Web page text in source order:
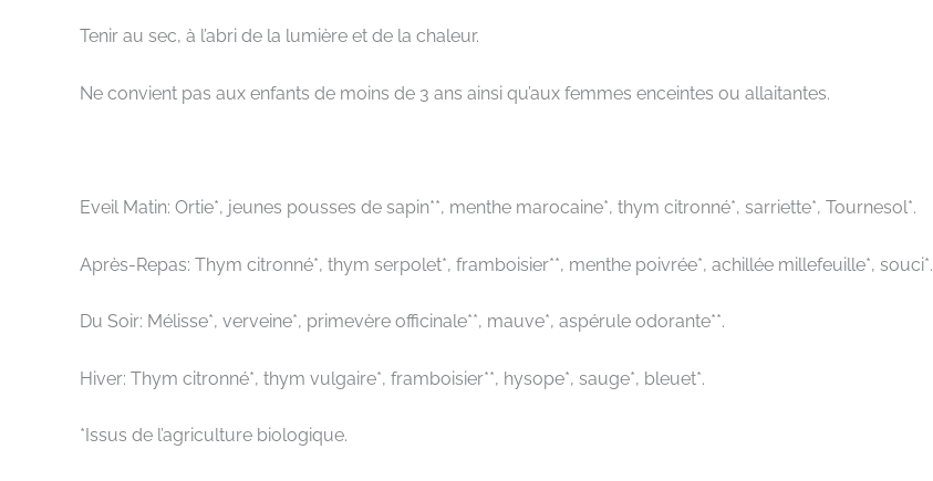
Tenir au sec, à l’abri de la lumière et de la chaleur.
Ne convient pas aux enfants de moins de 3 ans ainsi qu’aux femmes enceintes ou allaitantes.
Eveil Matin: Ortie*, jeunes pousses de sapin**, menthe marocaine*, thym citronné*, sarriette*, Tournesol*.
Après-Repas: Thym citronné*, thym serpolet*, framboisier**, menthe poivrée*, achillée millefeuille*, souci*.
Du Soir: Mélisse*, verveine*, primevère officinale**, mauve*, aspérule odorante**.
Hiver: Thym citronné*, thym vulgaire*, framboisier**, hysope*, sauge*, bleuet*.
*Issus de l’agriculture biologique.